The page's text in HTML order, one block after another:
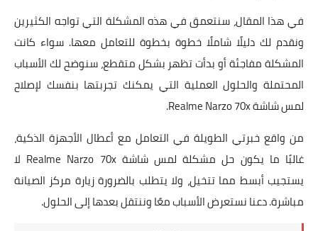
في هذا المقال، سنتعمق في هذه المشكلة التي تواجه الكثيرين
ونقدم لك دليلًا شاملًا خطوة بخطوة للتعامل معها. سواء كانت
المشكلة مفاجئة أو بدأت تظهر بشكل متقطع، سنوضح لك الأسباب
المحتملة والحلول العملية التي يمكنك تجربتها بنفسك لإصلاح
لمس شاشة Realme Narzo 70x.
من واقع خبرتي الطويلة في التعامل مع أعطال الأجهزة الذكية،
غالبًا ما يكون حل مشكلة لمس شاشة Realme Narzo 70x لا
يستجيب أبسط مما تتخيل، ولا يتطلب بالضرورة زيارة مركز الصيانة
مباشرة. دعنا نستعرض الأسباب معًا وننتقل بعدها إلى الحلول.